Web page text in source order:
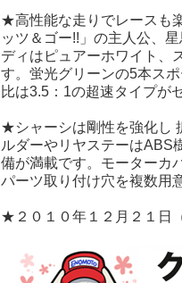
★高性能な走りでレースも
ッツ＆ゴー!!」の主人公、
ディはピュアーホワイト、
す。蛍光グリーンの5本ス
比は3.5：1の超速タイプが
★シャーシは剛性を強化し
ルダーやリヤステーはABS
備が満載です。モーターカ
パーツ取り付け穴を複数用
★２０１０年１２月２１日